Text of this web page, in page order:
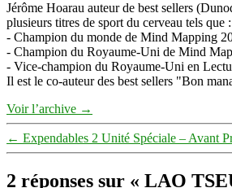
Jérôme Hoarau auteur de best sellers
plusieurs titres de sport du cerveau tels que :
- Champion du monde de Mind Mapping
- Champion du Royaume-Uni de Mind
- Vice-champion du Royaume-Uni en
Il est le co-auteur des best sellers "Bon
Voir l’archive →
← Expendables 2 Unité Spéciale – Avant
2 réponses sur « LAO